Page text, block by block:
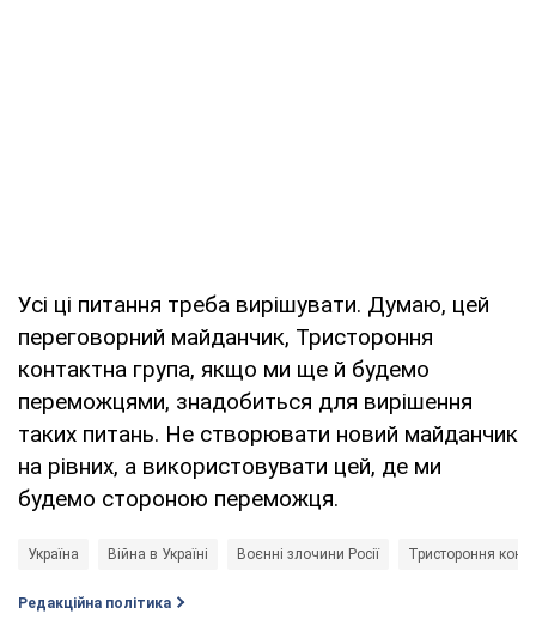
Усі ці питання треба вирішувати. Думаю, цей
переговорний майданчик, Тристороння
контактна група, якщо ми ще й будемо
переможцями, знадобиться для вирішення
таких питань. Не створювати новий майданчик
на рівних, а використовувати цей, де ми
будемо стороною переможця.
Україна Війна в Україні Воєнні злочини Росії Тристороння
Редакційна політика